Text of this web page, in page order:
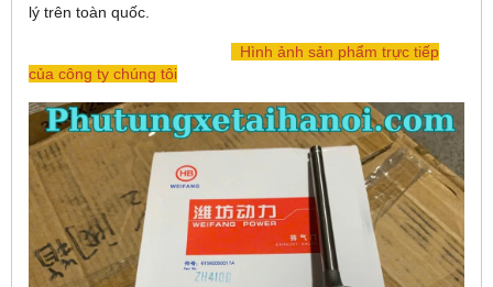
lý trên toàn quốc.
Hình ảnh sản phẩm trực tiếp
của công ty chúng tôi